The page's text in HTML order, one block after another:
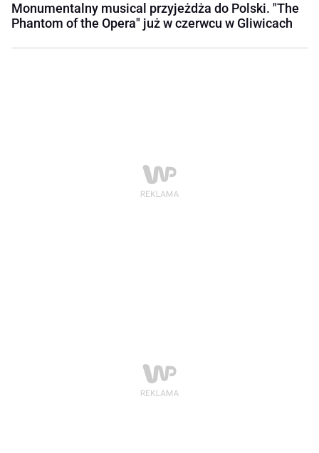
Monumentalny musical przyjeżdża do Polski. "The
Phantom of the Opera" już w czerwcu w Gliwicach